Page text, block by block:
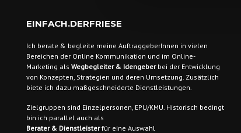
EINFACH.DERFRIESE
Ich berate & begleite meine AuftraggeberInnen in vielen
Bereichen der Online Kommunikation und im Online-
Marketing als Wegbegleiter & Idengeber bei der Entwicklung
von Konzepten, Strategien und deren Umsetzung. Zusätzlich
biete ich dazu maßgeschneiderte Dienstleistungen.
Zielgruppen sind Einzelpersonen, EPU/KMU. Historisch bedingt
bin ich parallel auch als
Berater & Dienstleisterfür eine Auswahl